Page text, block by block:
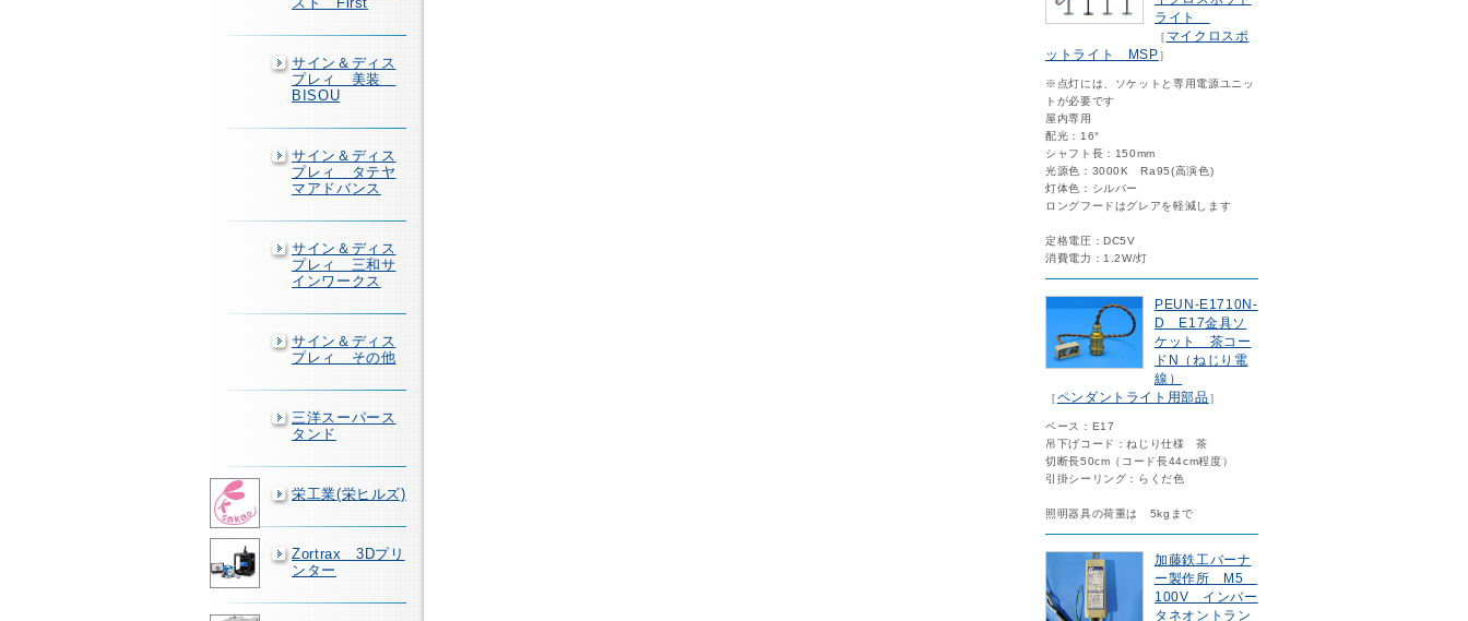
サイン＆ディス
プレィ 美装
BISOU
サイン＆ディス
プレィ タテヤ
マアドバンス
サイン＆ディス
プレィ 三和サ
インワークス
サイン＆ディス
プレィ その他
三洋スーパース
タンド
栄工業(栄ヒルズ)
Zortrax 3Dプリ
ンター
ライト
［ マイクロスポ
ットライト MSP］
※点灯には、ソケットと専用電源ユニッ
トが必要です
屋内専用
配光：16°
シャフト長：150mm
光源色：3000K Ra95(高演色)
灯体色：シルバー
ロングフードはグレアを軽減します
定格電圧：DC5V
消費電力：1.2W/灯
PEUN-E1710N-
D E17金具ソ
ケット 茶コー
ドN（ねじり電
線）
［ペンダントライト用部品］
ベース：E17
吊下げコード：ねじり仕様 茶
切断長50cm（コード長44cm程度）
引掛シーリング：らくだ色
照明器具の荷重は 5kgまで
加藤鉄工バーナ
ー製作所 M5
100V インバー
タネオントラン